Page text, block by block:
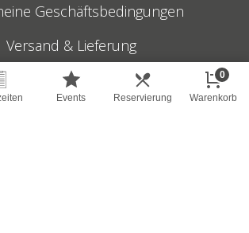
Geschäftsbedingungen
Versand & Lieferung
Golf-Club Schloss Miel GmbH
Events Reservierung
0
Warenkorb